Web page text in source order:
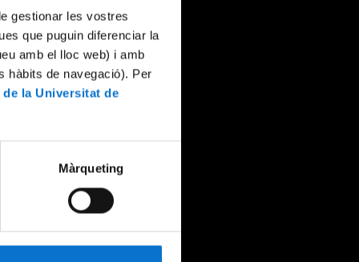
gestionar les vostres
que puguin diferenciar la
amb el lloc web) i amb
hàbits de navegació). Per
la Universitat de
Màrqueting